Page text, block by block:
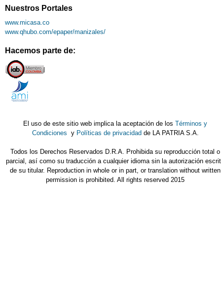
Nuestros Portales
www.micasa.co
www.qhubo.com/epaper/manizales/
Hacemos parte de:
El uso de este sitio web implica la aceptación de losTérminos y
Condiciones y Políticas de privacidad de LA PATRIA S.A.
Todos los Derechos Reservados D.R.A. Prohibida su reproducción total o
parcial, así como su traducción a cualquier idioma sin la autorización
de su titular. Reproduction in whole or in part, or translation without written
permission is prohibited. All rights reserved 2015